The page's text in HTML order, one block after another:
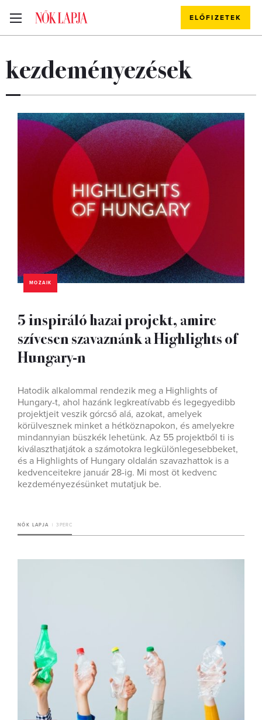
ELŐFIZETEK
kezdeményezések
MOZAIK
5 inspiráló hazai projekt, amire
szívesen szavaznánk a Highlights of
Hungary-n
Hatodik alkalommal rendezik meg a Highlights of
Hungary-t, ahol hazánk legkreatívabb és legegyedibb
projektjeit veszik górcső alá, azokat, amelyek
körülvesznek minket a hétköznapokon, és amelyekre
mindannyian büszkék lehetünk. Az 55 projektből ti is
kiválaszthatjátok a számotokra legkülönlegesebbeket,
és a Highlights of Hungary oldalán szavazhattok is a
kedvenceitekre január 28-ig. Mi most öt kedvenc
kezdeményezésünket mutatjuk be.
NŐK LAPJA 3 PERC